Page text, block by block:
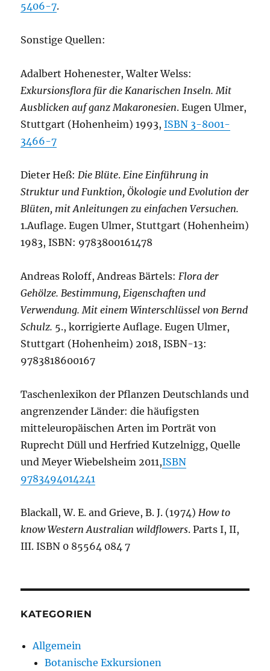
5406-7.
Sonstige Quellen:
Adalbert Hohenester, Walter Welss:
Exkursionsflora für die Kanarischen Inseln. Mit
Ausblicken auf ganz Makaronesien. Eugen Ulmer,
Stuttgart (Hohenheim) 1993,ISBN 3-8001-
3466-7
Dieter Heß: Die Blüte. Eine Einführung in
Struktur und Funktion, Ökologie und Evolution der
Blüten, mit Anleitungen zu einfachen Versuchen.
1.Auflage. Eugen Ulmer, Stuttgart (Hohenheim)
1983, ISBN: 9783800161478
Andreas Roloff, Andreas Bärtels: Flora der
Gehölze. Bestimmung, Eigenschaften und
Verwendung. Mit einem Winterschlüssel von Bernd
Schulz. 5., korrigierte Auflage. Eugen Ulmer,
Stuttgart (Hohenheim) 2018, ISBN-13:
9783818600167
Taschenlexikon der Pflanzen Deutschlands und
angrenzender Länder: die häufigsten
mitteleuropäischen Arten im Porträt von
Ruprecht Düll und Herfried Kutzelnigg, Quelle
und Meyer Wiebelsheim 2011,ISBN
9783494014241
Blackall, W. E. and Grieve, B. J. (1974) How to
know Western Australian wildflowers. Parts I, II,
III. ISBN 0 85564 084 7
KATEGORIEN
Allgemein
Botanische Exkursionen